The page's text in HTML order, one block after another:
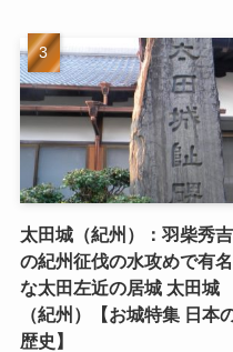
太田城（紀州）：羽柴秀吉
の紀州征伐の水攻めで有名
な太田左近の居城 太田城
（紀州）【お城特集 日本
歴史】